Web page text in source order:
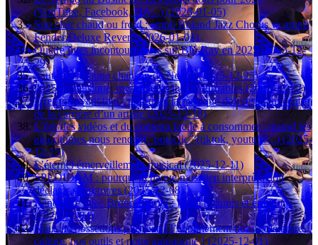
(YouTube, Facebook, l'IA...) (2026-01-05)
Son clair chaud ou froid : ampli Roland Jazz Chorus vs ampli
Fender Deluxe Reverb (2026-01-01)
Quatre lives incontournables sur Blu-Ray en 2025 (2025-12-
29)
Faut-il écrire une chanson de Noël ? (2025-12-25)
2025 en musique, mes albums incontournables (2025-12-22)
L’œuvre avant tout : pourquoi la musique doit rester au centre
de la carrière d’un artiste (2025-12-18)
L’ère des vidéos et du contenu facile à consommer : quand les
algorithmes nous rendent "putaclic" (tiktok, youtube...) (2025-
12-15)
L’éternel émerveillement musical (2025-12-11)
SPEDIDAM : pourquoi chaque musicien interprète doit
déclarer ses œuvres (2025-12-08)
Rencontre avec Bruno Karnel : Entre textures et émotions
(2025-12-04)
Nous ne possédons plus rien : l’abonnement nous vole notre
culture, nos outils et notre autonomie ! (2025-12-01)